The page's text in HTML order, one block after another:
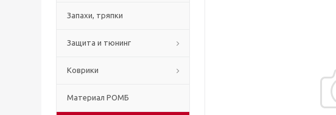
Запахи, тряпки
Защита и тюнинг
Коврики
Материал РОМБ